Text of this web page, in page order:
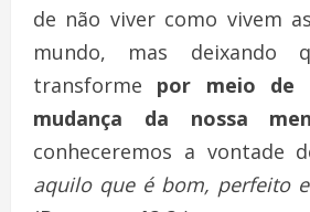
de não viver como vivem
mundo, mas deixando
transforme por meio de
mudança da nossa
conheceremos a vontade
aquilo que é bom, perfeito